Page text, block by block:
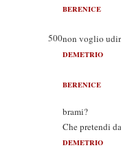
BERENICE
500non voglio
DEMETRIO
Ma
BERENICE
brami?
Che pretendi
DEMETRIO